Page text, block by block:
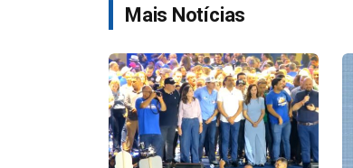
Mais Notícias